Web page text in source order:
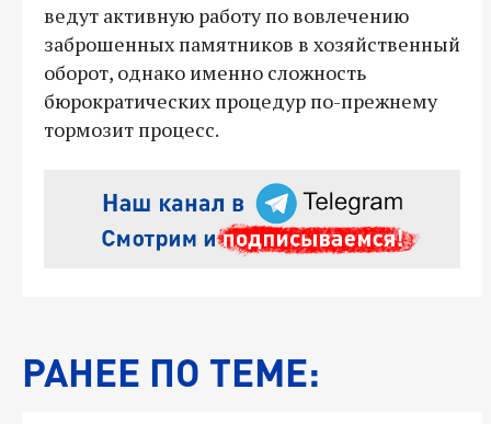
ведут активную работу по вовлечению
заброшенных памятников в хозяйственный
оборот, однако именно сложность
бюрократических процедур по-прежнему
тормозит процесс.
РАНЕЕ ПО ТЕМЕ: